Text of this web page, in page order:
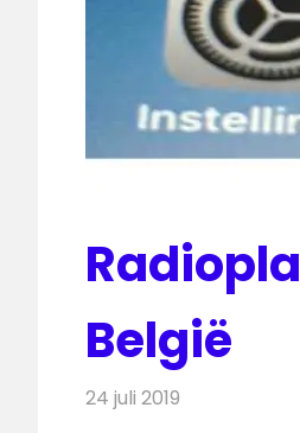
België
24 juli 2019